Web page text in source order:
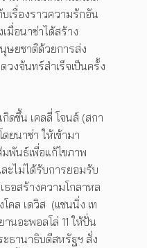
บเรื่องราวความรักอัน
มื่อนาซ่าได้สร้าง
ษยชาติด้วยการส่ง
งจันทร์สำเร็จเป็นครั้ง
ดขึ้น เคลลี่ โจนส์ (สกา
ยนาซ่า ให้เข้ามา
พันธ์เพื่อแก้ไขภาพ
ะไม่ได้รับการยอมรับ
อสร้างความโกลาหล
คล เดวิส (แชนนิ่ง เท
นอะพอลโล่ 11 ให้ปั่น
ธานาธิบดีสหรัฐฯ สั่ง